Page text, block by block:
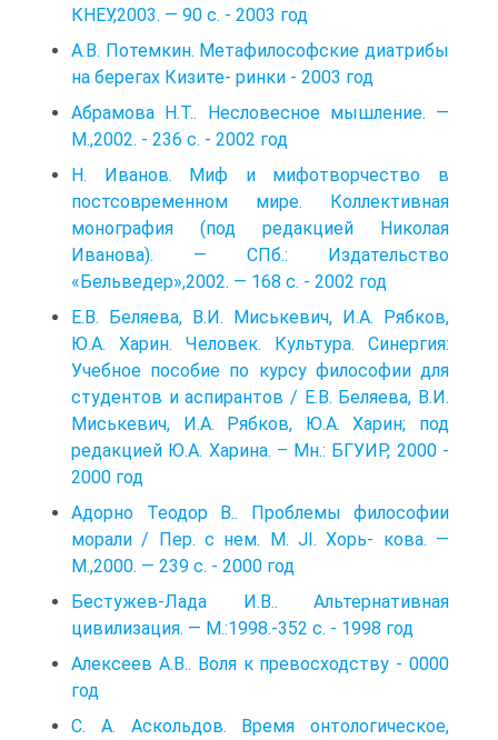
КНЕУ,2003. — 90 с. - 2003 год
А.В. Потемкин. Метафилософские диатрибы
на берегах Кизите- ринки - 2003 год
Абрамова Н.Т.. Несловесное мышление. —
М.,2002. - 236 с. - 2002 год
Н. Иванов. Миф и мифотворчество в
постсовременном мире. Коллективная
монография (под редакцией Николая
Иванова). — СПб.: Издательство
«Бельведер»,2002. — 168 с. - 2002 год
Е.В. Беляева, В.И. Миськевич, И.А. Рябков,
Ю.А. Харин. Человек. Культура. Синергия:
Учебное пособие по курсу философии для
студентов и аспирантов / Е.В. Беляева, В.И.
Миськевич, И.А. Рябков, Ю.А. Харин; под
редакцией Ю.А. Харина. – Мн.: БГУИР, 2000 -
2000 год
Адорно Теодор В.. Проблемы философии
морали / Пер. с нем. М. JI. Хорь- кова. —
М.,2000. — 239 с. - 2000 год
Бестужев-Лада И.В.. Альтернативная
цивилизация. — М.:1998.-352 с. - 1998 год
Алексеев А.В.. Воля к превосходству - 0000
год
С. А. Аскольдов. Время онтологическое,